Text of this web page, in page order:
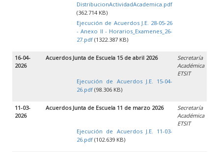
DistribucionActividadAcademica.pdf
(362.714 KB)
Ejecución de Acuerdos J.E. 28-05-26
- Anexo II - Horarios_Examenes_26-
27.pdf (1322.387 KB)
16-04-
2026
Acuerdos Junta de Escuela 15 de abril 2026
Ejecución de Acuerdos J.E. 15-04-
26.pdf (98.306 KB)
Secretaría
Académica
ETSIT
11-03-
2026
Acuerdos Junta de Escuela 11 de marzo 2026
Ejecución de Acuerdos J.E. 11-03-
26.pdf (102.639 KB)
Secretaría
Académica
ETSIT